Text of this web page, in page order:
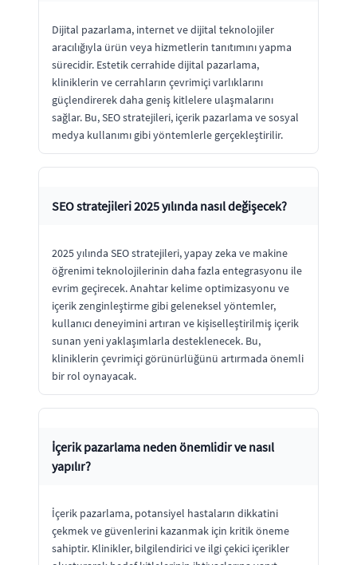
Dijital pazarlama, internet ve dijital teknolojiler
aracılığıyla ürün veya hizmetlerin tanıtımını yapma
sürecidir. Estetik cerrahide dijital pazarlama,
kliniklerin ve cerrahların çevrimiçi varlıklarını
güçlendirerek daha geniş kitlelere ulaşmalarını
sağlar. Bu, SEO stratejileri, içerik pazarlama ve sosyal
medya kullanımı gibi yöntemlerle gerçekleştirilir.
SEO stratejileri 2025 yılında nasıl değişecek?
2025 yılında SEO stratejileri, yapay zeka ve makine
öğrenimi teknolojilerinin daha fazla entegrasyonu ile
evrim geçirecek. Anahtar kelime optimizasyonu ve
içerik zenginleştirme gibi geleneksel yöntemler,
kullanıcı deneyimini artıran ve kişiselleştirilmiş içerik
sunan yeni yaklaşımlarla desteklenecek. Bu,
kliniklerin çevrimiçi görünürlüğünü artırmada önemli
bir rol oynayacak.
İçerik pazarlama neden önemlidir ve nasıl
yapılır?
İçerik pazarlama, potansiyel hastaların dikkatini
çekmek ve güvenlerini kazanmak için kritik öneme
sahiptir. Klinikler, bilgilendirici ve ilgi çekici içerikler